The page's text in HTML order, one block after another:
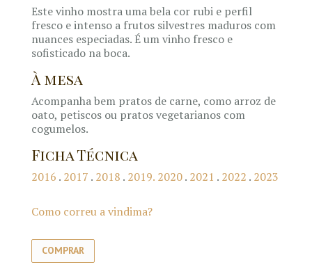
Este vinho mostra uma bela cor rubi e perfil
fresco e intenso a frutos silvestres maduros com
nuances especiadas. É um vinho fresco e
sofisticado na boca.
À mesa
Acompanha bem pratos de carne, como arroz de
oato, petiscos ou pratos vegetarianos com
cogumelos.
Ficha Técnica
2016 . 2017 . 2018 . 2019. 2020. 2021 .2022 .2023
Como correu a vindima?
COMPRAR